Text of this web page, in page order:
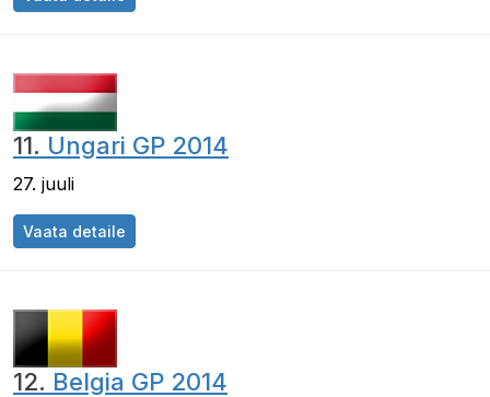
11. Ungari GP 2014
27. juuli
Vaata detaile
12. Belgia GP 2014